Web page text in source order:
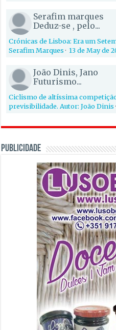
Serafim marques
Deduz-se , pelo...
Crónicas de Lisboa: Era um
Serafim Marques·13 de May de
João Dinis, Jano
Futurismo...
Ciclismo de altíssima
previsibilidade. Autor: João Dinis
PUBLICIDADE